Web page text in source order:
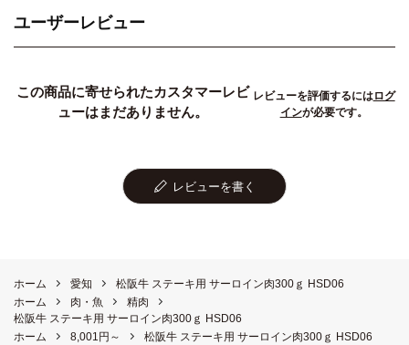
ユーザーレビュー
この商品に寄せられたカスタマーレビ
ューはまだありません。
レビューを評価するにはログ
インが必要です。
レビューを書く
ホーム 愛知
松阪牛 ステーキ用 サーロイン肉300ｇ HSD06
ホーム
肉・魚
精肉
松阪牛 ステーキ用 サーロイン肉300ｇ HSD06
ホーム
8,001円～ 松阪牛 ステーキ用 サーロイン肉300ｇ HSD06